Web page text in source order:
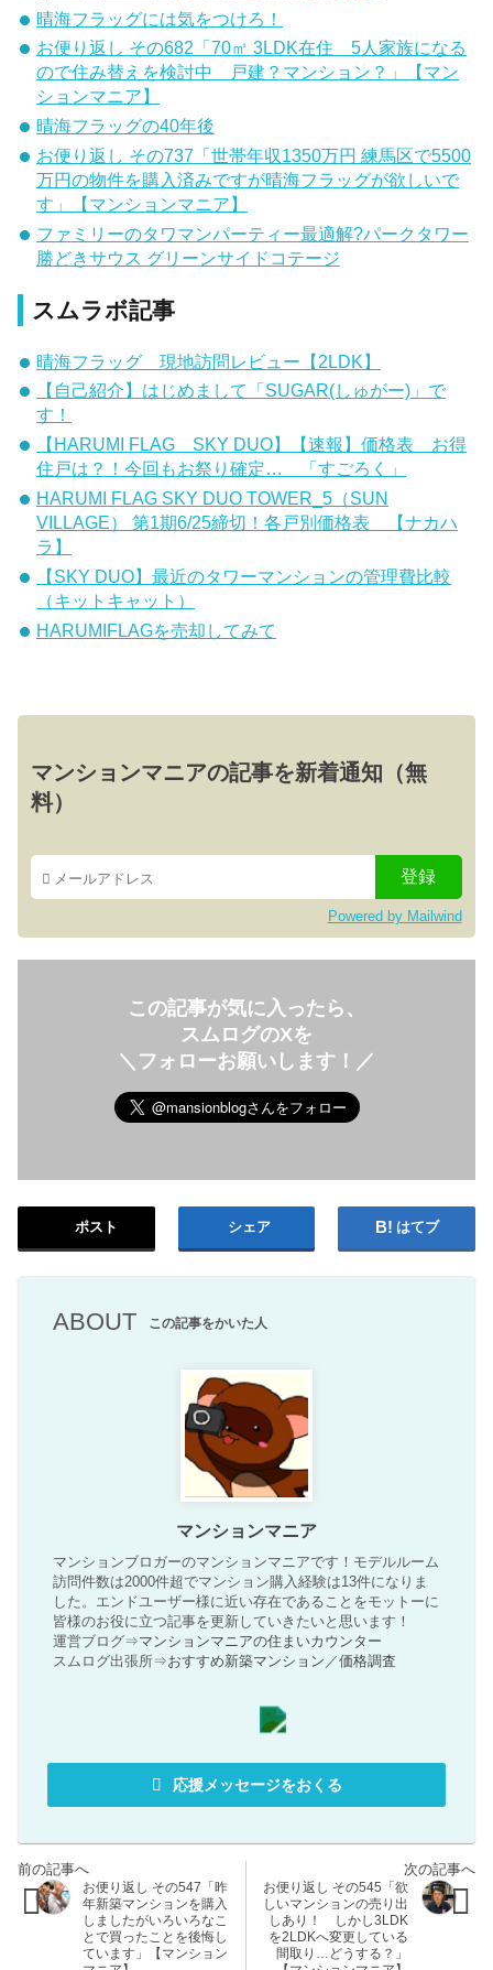
晴海フラッグには気をつけろ！
お便り返し その682「70㎡ 3LDK在住 5人家族になる
ので住み替えを検討中 戸建？マンション？」【マン
ションマニア】
晴海フラッグの40年後
お便り返し その737「世帯年収1350万円 練馬区で5500
万円の物件を購入済みですが晴海フラッグが欲しいで
す」【マンションマニア】
ファミリーのタワマンパーティー最適解?パークタワー
勝どきサウス グリーンサイドコテージ
スムラボ記事
晴海フラッグ 現地訪問レビュー【2LDK】
【自己紹介】はじめまして「SUGAR(しゅがー)」で
す！
【HARUMI FLAG SKY DUO】【速報】価格表 お得
住戸は？！今回もお祭り確定… 「すごろく」
HARUMI FLAG SKY DUO TOWER_5（SUN
VILLAGE） 第1期6/25締切！各戸別価格表 【ナカハ
ラ】
【SKY DUO】最近のタワーマンションの管理費比較
（キットキャット）
HARUMIFLAGを売却してみて
マンションマニアの記事を新着通知（無
料）
Powered by Mailwind
この記事が気に入ったら、
スムログのXを
＼フォローお願いします！／
ポスト シェア はてブ
ABOUT この記事をかいた人
マンションマニア
マンションブロガーのマンションマニアです！モデルルーム
訪問件数は2000件超でマンション購入経験は13件になりま
した。エンドユーザー様に近い存在であることをモットーに
皆様のお役に立つ記事を更新していきたいと思います！
運営ブログ⇒マンションマニアの住まいカウンター
スムログ出張所⇒おすすめ新築マンション ／価格調査
応援メッセージをおくる
お便り返し その547「昨
年新築マンションを購入
しましたがいろいろなこ
とで買ったことを後悔し
ています」【マンション
お便り返し その545「欲
しいマンションの売り出
しあり！ しかし3LDK
を2LDKへ変更している
間取り…どうする？」